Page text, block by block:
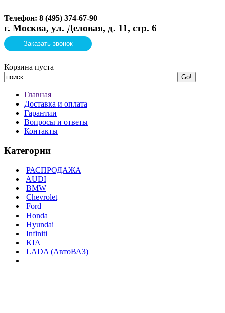
Телефон: 8 (495) 374-67-90
г. Москва, ул. Деловая, д. 11, стр. 6
Заказать звонок
Корзина пуста
Главная
Доставка и оплата
Гарантии
Вопросы и ответы
Контакты
Категории
РАСПРОДАЖА
AUDI
BMW
Chevrolet
Ford
Honda
Hyundai
Infiniti
KIA
LADA (АвтоВАЗ)